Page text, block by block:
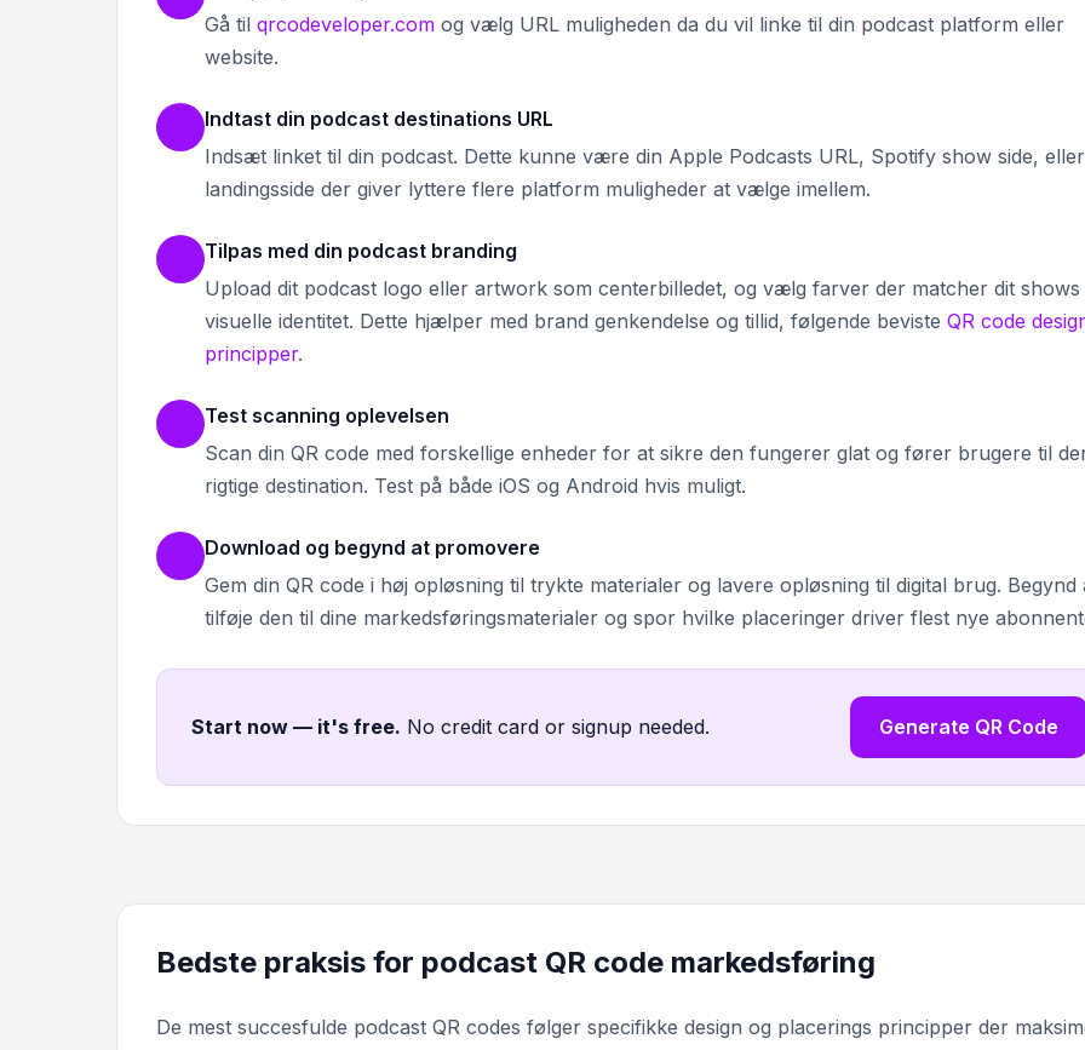
Gå til qrcodeveloper.com og vælg URL muligheden da du vil linke til din podcast platform eller
website.
Indtast din podcast destinations URL
Indsæt linket til din podcast. Dette kunne være din Apple Podcasts URL, Spotify show side,
landingsside der giver lyttere flere platform muligheder at vælge imellem.
Tilpas med din podcast branding
Upload dit podcast logo eller artwork som centerbilledet, og vælg farver der matcher dit shows
visuelle identitet. Dette hjælper med brand genkendelse og tillid, følgende beviste QR code
principper.
Test scanning oplevelsen
Scan din QR code med forskellige enheder for at sikre den fungerer glat og fører brugere til
rigtige destination. Test på både iOS og Android hvis muligt.
Download og begynd at promovere
Gem din QR code i høj opløsning til trykte materialer og lavere opløsning til digital brug. Begynd
tilføje den til dine markedsføringsmaterialer og spor hvilke placeringer driver flest nye
Start now — it's free. No credit card or signup needed. Generate QR Code
Bedste praksis for podcast QR code markedsføring
De mest succesfulde podcast QR codes følger specifikke design og placerings principper der